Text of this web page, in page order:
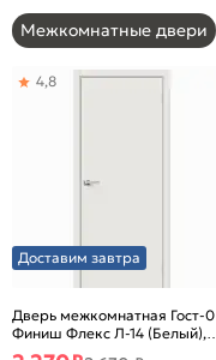
Межкомнатные двери
Доставим завтра
Дверь межкомнатная Гост-0
Финиш Флекс Л-14 (Белый),
глухая, каркасно-щитовая
4,8